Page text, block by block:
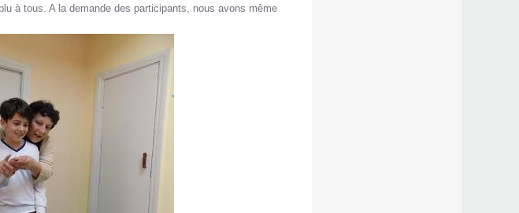
à tous. A la demande des participants, nous avons même